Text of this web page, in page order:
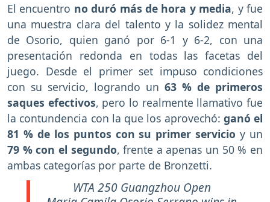
El encuentro no duró más de hora y media, y fue
una muestra clara del talento y la solidez mental
de Osorio, quien ganó por 6-1 y 6-2, con una
presentación redonda en todas las facetas del
juego. Desde el primer set impuso condiciones
con su servicio, logrando un 63 % de primeros
saques efectivos, pero lo realmente llamativo fue
la contundencia con la que los aprovechó: ganó el
81 % de los puntos con su primer servicio y un
79 % con el segundo, frente a apenas un 50 % en
ambas categorías por parte de Bronzetti.
WTA 250 Guangzhou Open